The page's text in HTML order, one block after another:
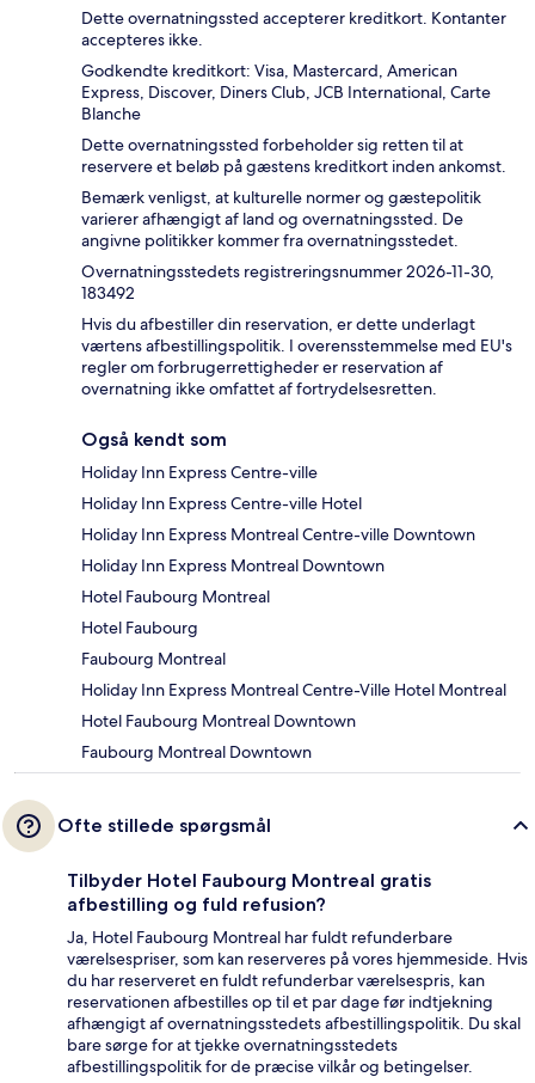
Dette overnatningssted accepterer kreditkort. Kontanter
accepteres ikke.
Godkendte kreditkort: Visa, Mastercard, American
Express, Discover, Diners Club, JCB International, Carte
Blanche
Dette overnatningssted forbeholder sig retten til at
reservere et beløb på gæstens kreditkort inden ankomst.
Bemærk venligst, at kulturelle normer og gæstepolitik
varierer afhængigt af land og overnatningssted. De
angivne politikker kommer fra overnatningsstedet.
Overnatningsstedets registreringsnummer 2026-11-30,
183492
Hvis du afbestiller din reservation, er dette underlagt
værtens afbestillingspolitik. I overensstemmelse med EU's
regler om forbrugerrettigheder er reservation af
overnatning ikke omfattet af fortrydelsesretten.
Også kendt som
Holiday Inn Express Centre-ville
Holiday Inn Express Centre-ville Hotel
Holiday Inn Express Montreal Centre-ville Downtown
Holiday Inn Express Montreal Downtown
Hotel Faubourg Montreal
Hotel Faubourg
Faubourg Montreal
Holiday Inn Express Montreal Centre-Ville Hotel Montreal
Hotel Faubourg Montreal Downtown
Faubourg Montreal Downtown
Ofte stillede spørgsmål
Tilbyder Hotel Faubourg Montreal gratis
afbestilling og fuld refusion?
Ja, Hotel Faubourg Montreal har fuldt refunderbare
værelsespriser, som kan reserveres på vores hjemmeside. Hvis
du har reserveret en fuldt refunderbar værelsespris, kan
reservationen afbestilles op til et par dage før indtjekning
afhængigt af overnatningsstedets afbestillingspolitik. Du skal
bare sørge for at tjekke overnatningsstedets
afbestillingspolitik for de præcise vilkår og betingelser.